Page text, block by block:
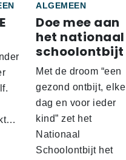
ALGEMEEN
Doe mee aan
het nationaal
schoolontbijt
Met de droom “een
gezond ontbijt, elke
dag en voor ieder
kind” zet het
Nationaal
Schoolontbijt het